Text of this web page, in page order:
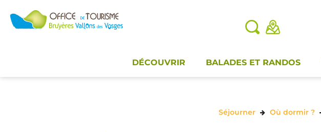
DÉCOUVRIR BALADES ET RANDOS
Séjourner Où dormir ?